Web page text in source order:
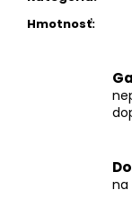
Hmotnosť:
na